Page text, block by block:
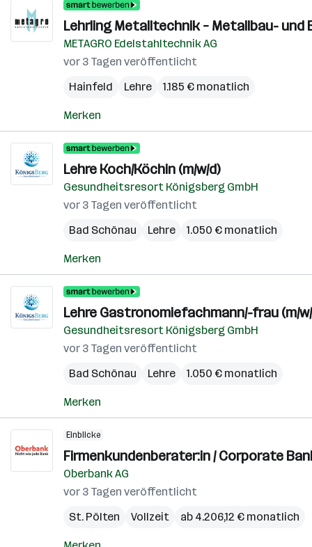
Lehrling Metalltechnik – Metallbau- und
METAGRO Edelstahltechnik AG
vor 3 Tagen veröffentlicht
Hainfeld
Lehre 1.185 € monatlich
Merken
Lehre Koch/Köchin (m/w/d)
Gesundheitsresort Königsberg GmbH
vor 3 Tagen veröffentlicht
Bad Schönau
Lehre 1.050 € monatlich
Merken
Lehre Gastronomiefachmann/-frau (m/
Gesundheitsresort Königsberg GmbH
vor 3 Tagen veröffentlicht
Bad Schönau
Lehre 1.050 € monatlich
Merken
Einblicke
Firmenkundenberater:in / Corporate
Oberbank AG
vor 3 Tagen veröffentlicht
St. Pölten
Vollzeit ab 4.206,12 € monatlich